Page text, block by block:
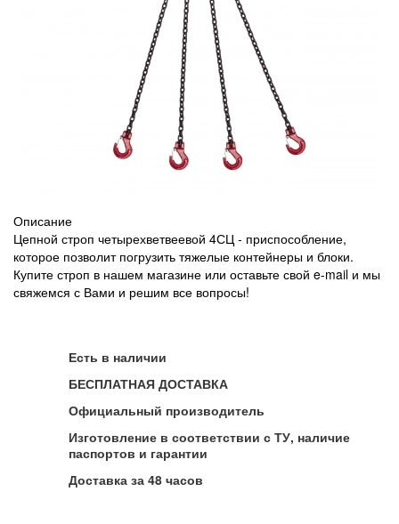
Описание
Цепной строп четырехветвеевой 4СЦ - приспособление,
которое позволит погрузить тяжелые контейнеры и блоки.
Купите строп в нашем магазине или оставьте свой e-mail и мы
свяжемся с Вами и решим все вопросы!
Есть в наличии
БЕСПЛАТНАЯ ДОСТАВКА
Официальный производитель
Изготовление в соответствии с ТУ, наличие
паспортов и гарантии
Доставка за 48 часов